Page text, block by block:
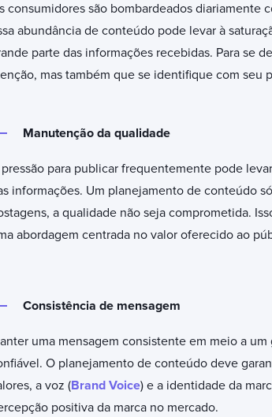
consumidores são bombardeados diariamente
abundância de conteúdo pode levar à
parte das informações recebidas. Para se
mas também que se identifique com seu
Manutenção da qualidade
para publicar frequentemente pode
informações. Um planejamento de conteúdo
a qualidade não seja comprometida.
abordagem centrada no valor oferecido ao
Consistência de mensagem
uma mensagem consistente em meio a
O planejamento de conteúdo deve
a voz (Brand Voice) e a identidade da
positiva da marca no mercado.